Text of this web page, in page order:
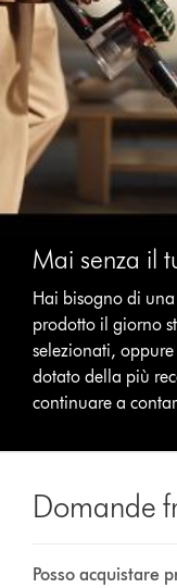
Mai senza il
Hai bisogno di
prodotto il giorno
selezionati,
dotato della più
continuare a
Domande
Posso acquistare